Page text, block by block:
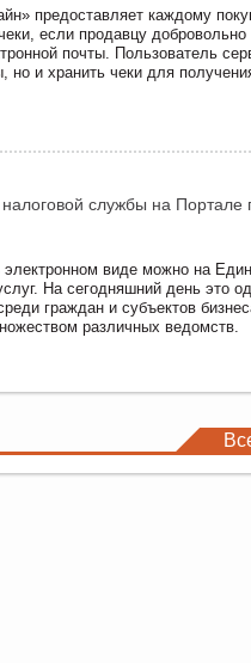
предоставляет каждому
если продавцу
почты. Пользователь
но и хранить чеки для
службы на Портале
электронном виде можно на
На сегодняшний день это
граждан и субъектов
различных ведомств.